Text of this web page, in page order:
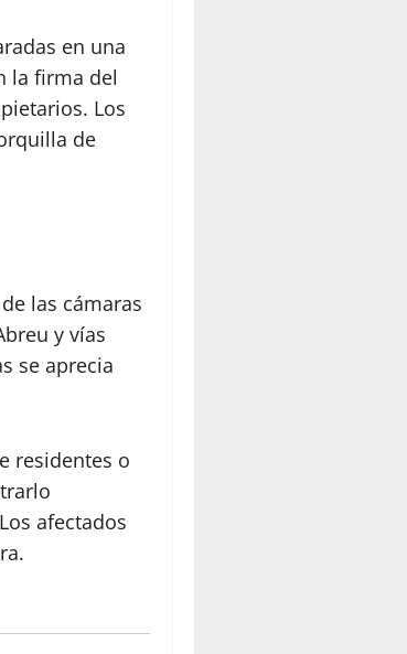
en una
la firma del
Los
de
las cámaras
y vías
se aprecia
residentes o
afectados